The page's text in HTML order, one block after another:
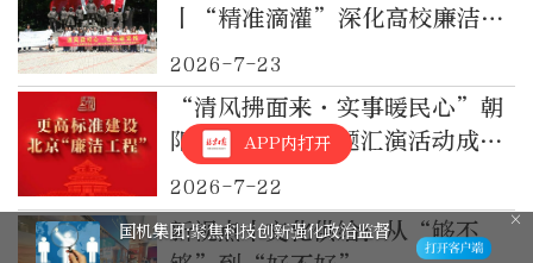
丨“精准滴灌”深化高校廉洁教
育
2026-7-23
“清风拂面来·实事暖民心”朝
阳区廉洁文化主题汇演活动成功
举办
2026-7-22
新视点丨文化供给：从“够不
APP内打开
国机集团:聚焦科技创新强化政治监督